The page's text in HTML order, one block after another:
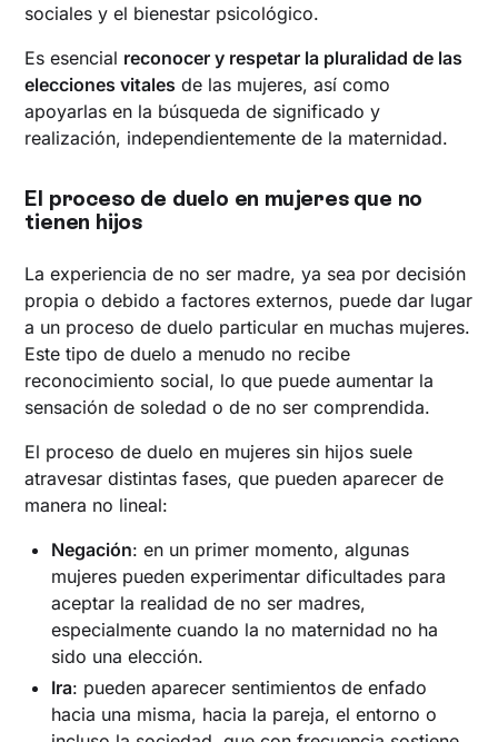
sociales y el bienestar psicológico.
Es esencial reconocer y respetar la pluralidad de las
elecciones vitales de las mujeres, así como
apoyarlas en la búsqueda de significado y
realización, independientemente de la maternidad.
El proceso de duelo en mujeres que no
tienen hijos
La experiencia de no ser madre, ya sea por decisión
propia o debido a factores externos, puede dar lugar
a un proceso de duelo particular en muchas mujeres.
Este tipo de duelo a menudo no recibe
reconocimiento social, lo que puede aumentar la
sensación de soledad o de no ser comprendida.
El proceso de duelo en mujeres sin hijos suele
atravesar distintas fases, que pueden aparecer de
manera no lineal:
Negación: en un primer momento, algunas
mujeres pueden experimentar dificultades para
aceptar la realidad de no ser madres,
especialmente cuando la no maternidad no ha
sido una elección.
Ira: pueden aparecer sentimientos de enfado
hacia una misma, hacia la pareja, el entorno o